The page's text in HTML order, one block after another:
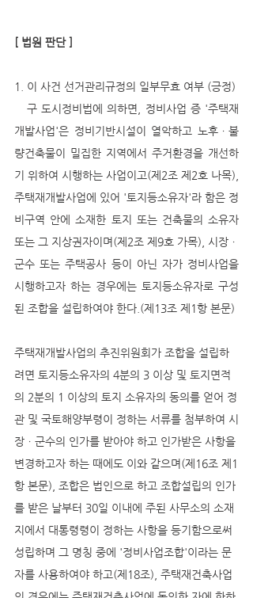
[ 법원 판단 ]
1. 이 사건 선거관리규정의 일부무효 여부 (긍정)
개발사업'은 정비기반시설이 열악하고 노후ㆍ불
량건축물이 밀집한 지역에서 주거환경을 개선하
기 위하여 시행하는 사업이고(제2조 제2호 나목),
주택재개발사업에 있어 '토지등소유자'라 함은 정
비구역 안에 소재한 토지 또는 건축물의 소유자
또는 그 지상권자이며(제2조 제9호 가목), 시장ㆍ
군수 또는 주택공사 등이 아닌 자가 정비사업을
시행하고자 하는 경우에는 토지등소유자로 구성
된 조합을 설립하여야 한다.(제13조 제1항 본문)
주택재개발사업의 추진위원회가 조합을 설립하
려면 토지등소유자의 4분의 3 이상 및 토지면적
의 2분의 1 이상의 토지 소유자의 동의를 얻어 정
관 및 국토해양부령이 정하는 서류를 첨부하여 시
장ㆍ군수의 인가를 받아야 하고 인가받은 사항을
변경하고자 하는 때에도 이와 같으며(제16조 제1
항 본문), 조합은 법인으로 하고 조합설립의 인가
를 받은 날부터 30일 이내에 주된 사무소의 소재
지에서 대통령령이 정하는 사항을 등기함으로써
성립하며 그 명칭 중에 '정비사업조합'이라는 문
자를 사용하여야 하고(제18조), 주택재건축사업